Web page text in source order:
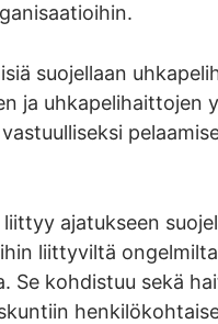
suojellaan
ja uhkapelihaittojen
liittyy ajatukseen
liittyviltä
Se kohdistuu sekä